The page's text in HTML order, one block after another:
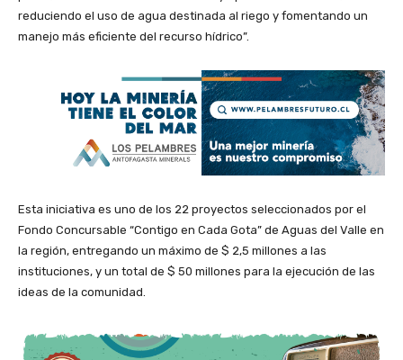
reduciendo el uso de agua destinada al riego y fomentando un
manejo más eficiente del recurso hídrico”.
Esta iniciativa es uno de los 22 proyectos seleccionados por el
Fondo Concursable “Contigo en Cada Gota” de Aguas del Valle en
la región, entregando un máximo de $ 2,5 millones a las
instituciones, y un total de $ 50 millones para la ejecución de las
ideas de la comunidad.